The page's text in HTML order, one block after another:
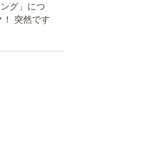
グ」につ
突然です